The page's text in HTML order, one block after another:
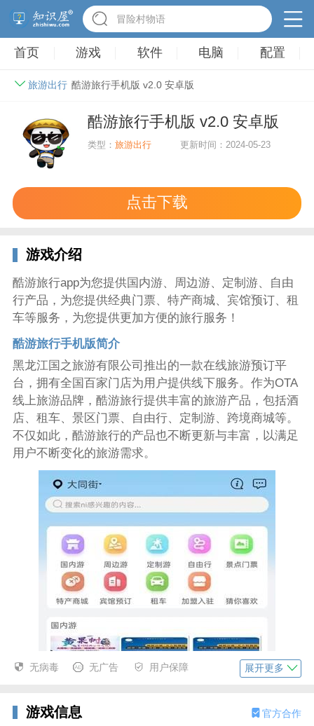
英雄无敌3塔防
首页 游戏 软件 电脑 配置
旅游出行 酷游旅行手机版 v2.0 安卓版
酷游旅行手机版 v2.0 安卓版
类型：旅游出行 更新时间：2024-05-23
点击下载
游戏介绍
酷游旅行app为您提供国内游、周边游、定制游、自由
行产品，为您提供经典门票、特产商城、宾馆预订、租
车等服务，为您提供更加方便的旅行服务！
酷游旅行手机版简介
黑龙江国之旅游有限公司推出的一款在线旅游预订平
台，拥有全国百家门店为用户提供线下服务。作为OTA
线上旅游品牌，酷游旅行提供丰富的旅游产品，包括酒
店、租车、景区门票、自由行、定制游、跨境商城等。
不仅如此，酷游旅行的产品也不断更新与丰富，以满足
用户不断变化的旅游需求。
无病毒 无广告 用户保障 展开更多
游戏信息 官方合作